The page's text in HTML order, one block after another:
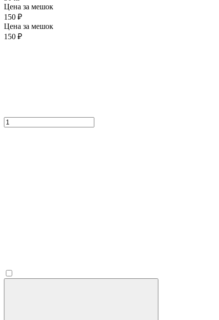
Цена за мешок
150 ₽
Цена за мешок
150 ₽